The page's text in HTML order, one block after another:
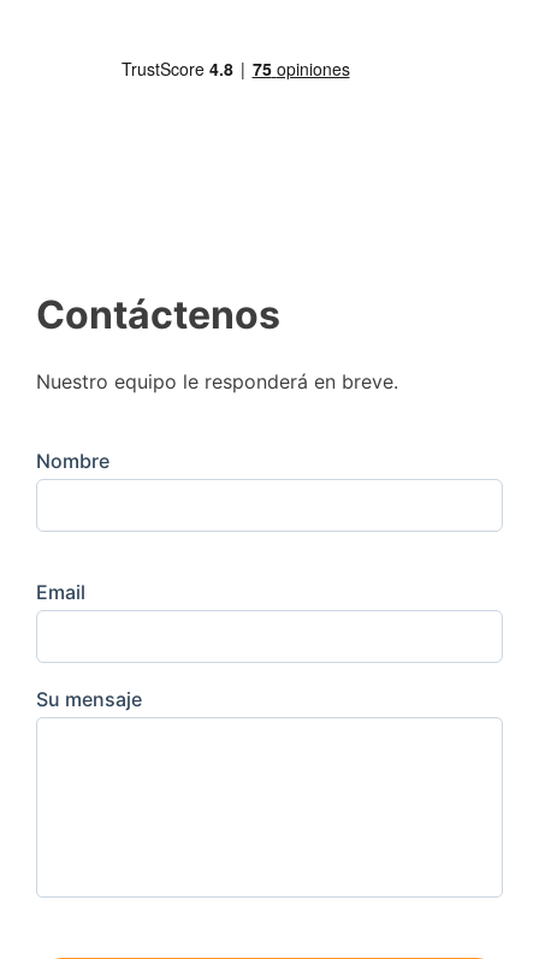
Contáctenos
Nuestro equipo le responderá en breve.
Nombre
Email
Su mensaje